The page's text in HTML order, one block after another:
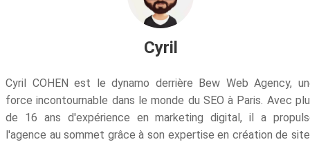
Cyril
Cyril COHEN est le dynamo derrière Bew Web Agency,
force incontournable dans le monde du SEO à Paris. Avec
de 16 ans d'expérience en marketing digital, il a
l'agence au sommet grâce à son expertise en création de